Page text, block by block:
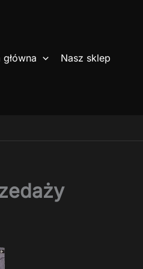
główna Nasz sklep